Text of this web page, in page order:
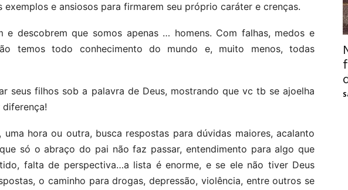
exemplos e ansiosos para firmarem seu próprio caráter e crenças.
e descobrem que somos apenas … homens. Com falhas, medos e
temos todo conhecimento do mundo e, muito menos, todas
seus filhos sob a palavra de Deus, mostrando que vc tb se ajoelha
uma hora ou outra, busca respostas para dúvidas maiores, acalanto
só o abraço do pai não faz passar, entendimento para algo que
falta de perspectiva…a lista é enorme, e se ele não tiver Deus
o caminho para drogas, depressão, violência, entre outros se